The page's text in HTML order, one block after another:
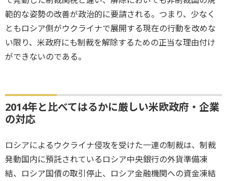
範的な姿勢の改善が政治的に要請される。つまり、少なく
ともロシア側がウクライナで展開する現在の行動を改めな
い限り、米政府にも制裁を解除するための正当な理由付け
ができないのである。
2014年と比べてはるかに厳しい米欧政府・企業
の対応
ロシアによるウクライナ侵攻を受けた一連の制裁は、制裁
発動国内に預託されているロシア中央銀行の外貨準備凍
結、ロシア国債の取引停止、ロシア金融機関への資金凍結